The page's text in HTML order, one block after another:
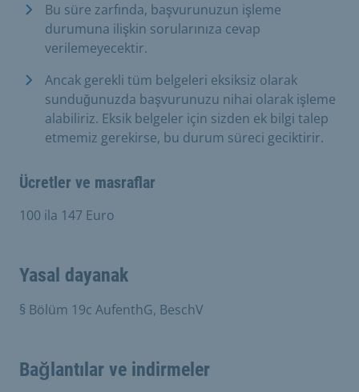
Bu süre zarfında, başvurunuzun işleme
durumuna ilişkin sorularınıza cevap
verilemeyecektir.
Ancak gerekli tüm belgeleri eksiksiz olarak
sunduğunuzda başvurunuzu nihai olarak işleme
alabiliriz. Eksik belgeler için sizden ek bilgi talep
etmemiz gerekirse, bu durum süreci geciktirir.
Ücretler ve masraflar
100 ila 147 Euro
Yasal dayanak
§ Bölüm 19c AufenthG, BeschV
Bağlantılar ve indirmeler